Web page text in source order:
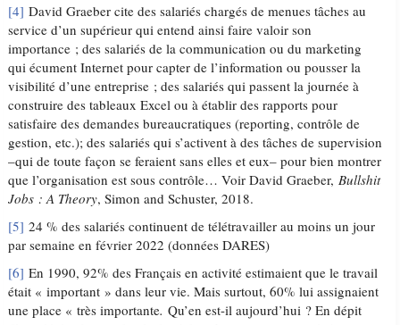
[4] David Graeber cite des salariés chargés de menues tâches au
service d’un supérieur qui entend ainsi faire valoir son
importance ; des salariés de la communication ou du marketing
qui écument Internet pour capter de l’information ou pousser la
visibilité d’une entreprise ; des salariés qui passent la journée à
construire des tableaux Excel ou à établir des rapports pour
satisfaire des demandes bureaucratiques (reporting, contrôle de
gestion, etc.); des salariés qui s’activent à des tâches de supervision
–qui de toute façon se feraient sans elles et eux– pour bien montrer
que l’organisation est sous contrôle… Voir David Graeber, Bullshit
Jobs : A Theory, Simon and Schuster, 2018.
[5] 24 % des salariés continuent de télétravailler au moins un jour
par semaine en février 2022 (données DARES)
[6] En 1990, 92% des Français en activité estimaient que le travail
était « important » dans leur vie. Mais surtout, 60% lui assignaient
une place « très importante.Qu’en est-il aujourd’hui ? En dépit